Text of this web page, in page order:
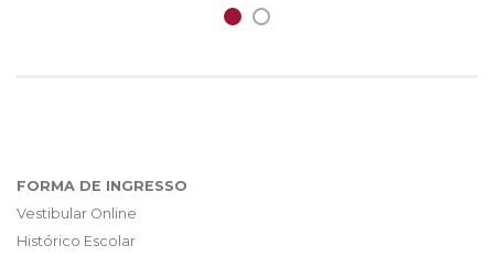
FORMA DE INGRESSO
Vestibular Online
Histórico Escolar